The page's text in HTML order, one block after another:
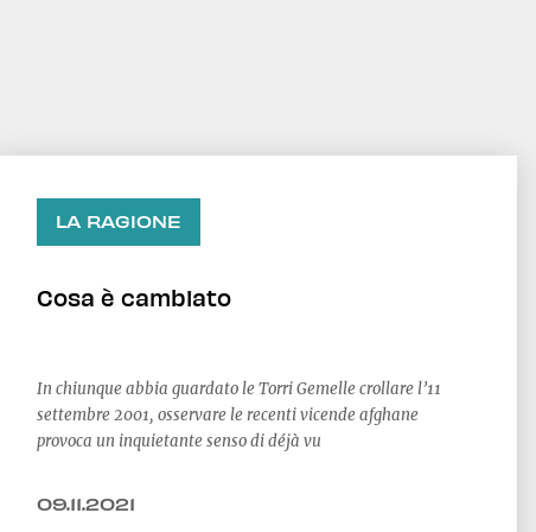
LA RAGIONE
Cosa è cambiato
In chiunque abbia guardato le Torri Gemelle crollare l’11
settembre 2001, osservare le recenti vicende afghane
provoca un inquietante senso di déjà vu
09.11.2021